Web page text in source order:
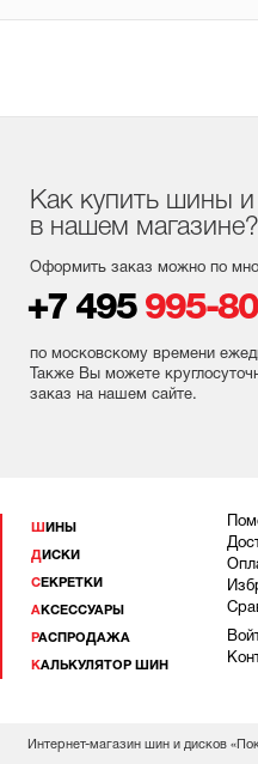
Как купить шины и
в нашем магазине?
Оформить заказ можно по
+7 495 995-
по московскому времени
Также Вы можете
заказ на нашем сайте.
ШИНЫ
ДИСКИ
СЕКРЕТКИ
АКСЕССУАРЫ
РАСПРОДАЖА
КАЛЬКУЛЯТОР ШИН
Интернет-магазин шин и дисков